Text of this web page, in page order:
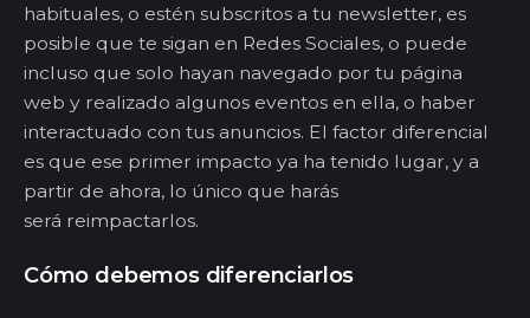
habituales, o estén subscritos a tu newsletter, es
posible que te sigan en Redes Sociales, o puede
incluso que solo hayan navegado por tu página
web y realizado algunos eventos en ella, o haber
interactuado con tus anuncios. El factor diferencial
es que ese primer impacto ya ha tenido lugar, y a
partir de ahora, lo único que harás
será reimpactarlos.
Cómo debemos diferenciarlos